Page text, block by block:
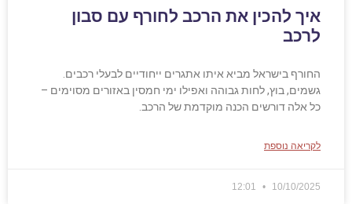
איך להכין את הרכב לחורף עם סבון
לרכב
החורף בישראל מביא איתו אתגרים ייחודיים לבעלי רכבים.
גשמים, בוץ, לחות גבוהה ואפילו ימי חמסין באזורים מסוימים –
כל אלה דורשים הכנה מוקדמת של הרכב.
לקריאה נוספת
10/10/2025